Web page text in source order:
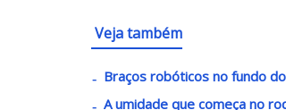
Veja também
Braços robóticos no fundo
A umidade que começa no